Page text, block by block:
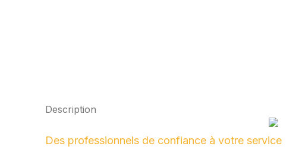
Description
Des professionnels de confiance à votre service